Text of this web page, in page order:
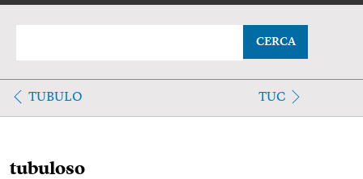
CERCA
TUBULO TUC
tubuloso